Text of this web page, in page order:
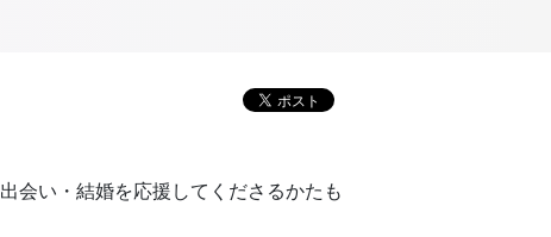
出会い・結婚を応援してくださるかたも